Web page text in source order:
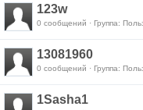
123w
0 сообщений · Группа:
13081960
0 сообщений · Группа:
1Sasha1